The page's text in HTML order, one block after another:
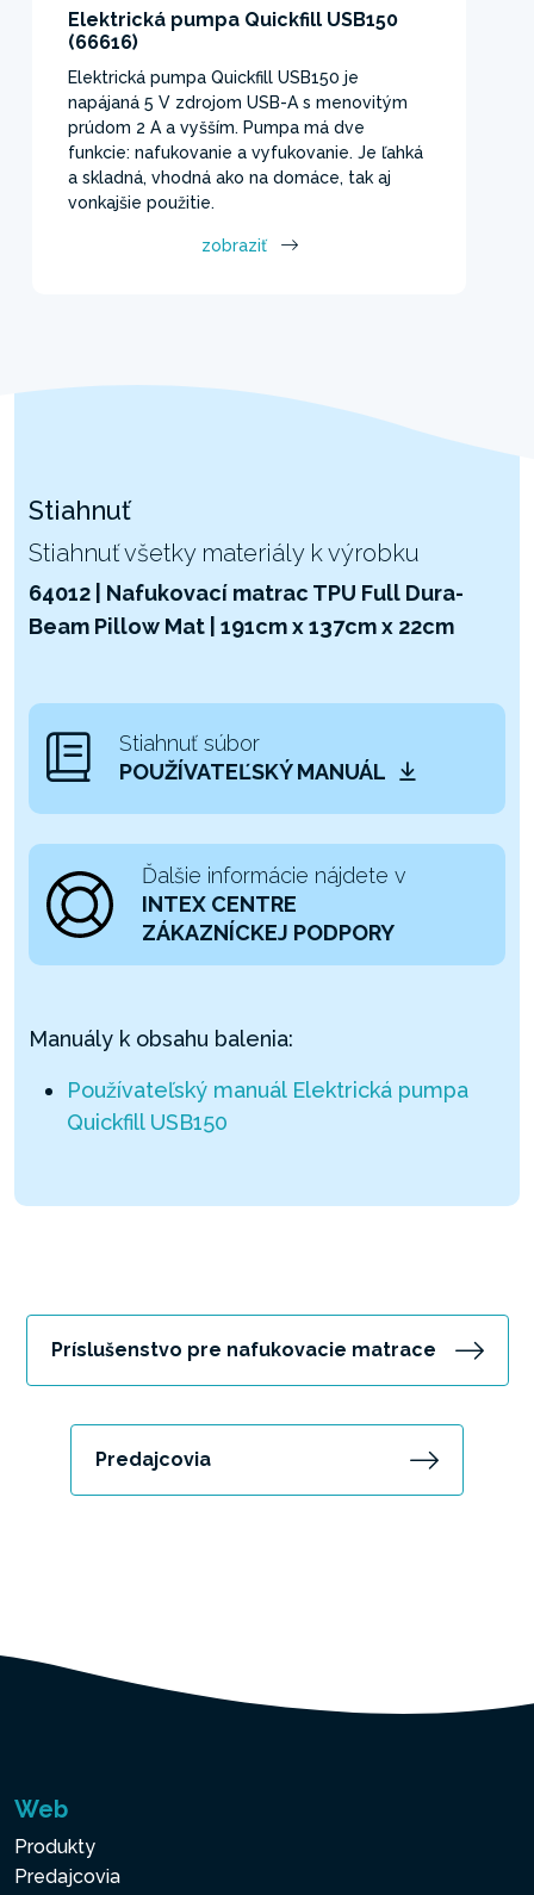
Elektrická pumpa Quickfill USB150
(66616)
Elektrická pumpa Quickfill USB150 je
napájaná 5 V zdrojom USB-A s menovitým
prúdom 2 A a vyšším. Pumpa má dve
funkcie: nafukovanie a vyfukovanie. Je ľahká
a skladná, vhodná ako na domáce, tak aj
vonkajšie použitie.
zobraziť
Stiahnuť
Stiahnuť všetky materiály k výrobku
64012 | Nafukovací matrac TPU Full Dura-
Beam Pillow Mat | 191cm x 137cm x 22cm
Stiahnuť súbor
POUŽÍVATEĽSKÝ MANUÁL
Ďalšie informácie nájdete v
INTEX CENTRE
ZÁKAZNÍCKEJ PODPORY
Manuály k obsahu balenia:
Používateľský manuál Elektrická pumpa
Quickfill USB150
Príslušenstvo pre nafukovacie matrace
Predajcovia
Web
Produkty
Predajcovia